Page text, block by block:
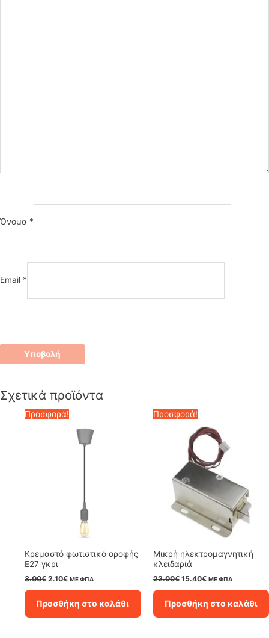
Όνομα *
Email *
Σχετικά προϊόντα
Προσφορά!
Κρεμαστό φωτιστικό οροφής
E27 γκρι
3.00€ Original
3.00€.
2.10€Η
είναι:
2.10€.
ΜΕ ΦΠΑ
Προσθήκη στο καλάθι
Προσφορά!
Μικρή ηλεκτρομαγνητική
κλειδαριά
22.00€ Original
22.00€.
15.40€Η
είναι:
15.40€.
ΜΕ ΦΠΑ
Προσθήκη στο καλάθι